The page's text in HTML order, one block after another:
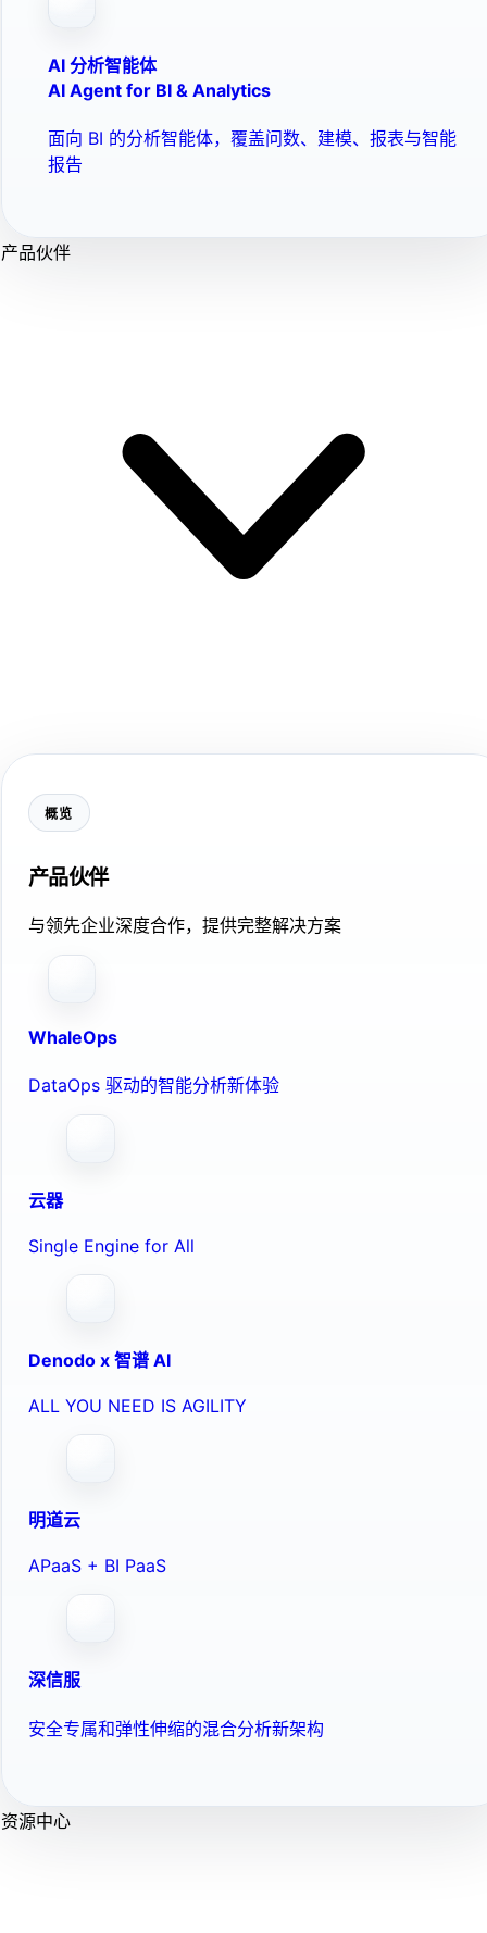
AI 分析智能体
AI Agent for BI & Analytics
面向 BI 的分析智能体，覆盖问数、建模、报表与智能
报告
产品伙伴
概览
产品伙伴
与领先企业深度合作，提供完整解决方案
WhaleOps
DataOps 驱动的智能分析新体验
云器
Single Engine for All
Denodo x 智谱 AI
ALL YOU NEED IS AGILITY
明道云
APaaS + BI PaaS
深信服
安全专属和弹性伸缩的混合分析新架构
资源中心